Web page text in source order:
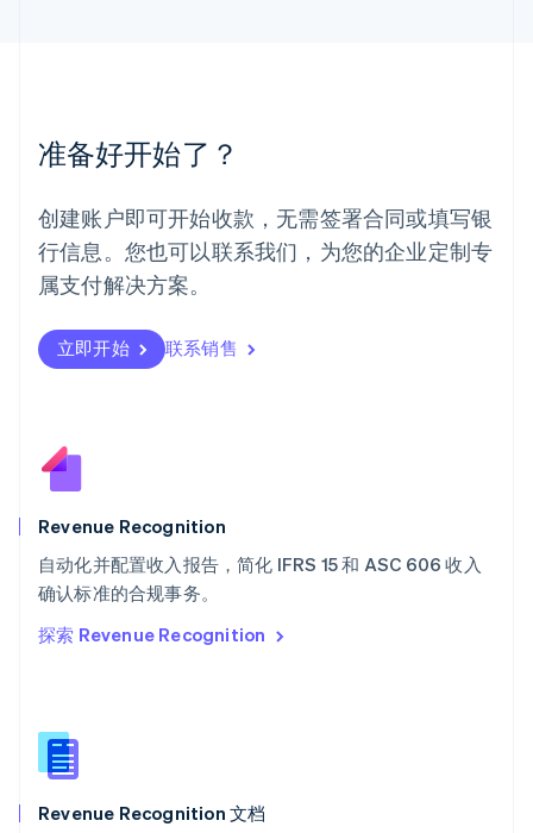
准备好开始了？
创建账户即可开始收款，无需签署合同或填写银
行信息。您也可以联系我们，为您的企业定制专
属支付解决方案。
立即开始 联系销售
Revenue Recognition
自动化并配置收入报告，简化 IFRS 15 和 ASC 606 收入
确认标准的合规事务。
探索 Revenue Recognition
Revenue Recognition 文档
墨西哥
EspañolEnglish
English
葡萄牙
PortuguêsEnglish
日本
瑞典
Svenska English
瑞士
English
斯洛文尼亚
Italiano
泰国
ไทยEnglish
English
English
新西兰
匈牙利